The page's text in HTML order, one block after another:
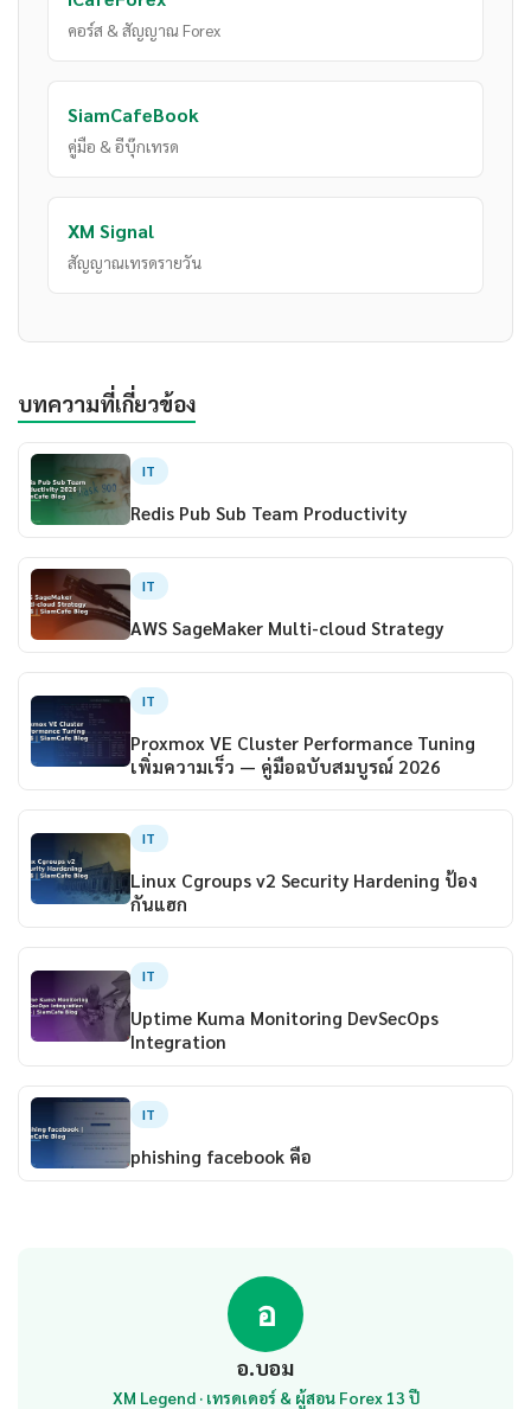
คอร์ส & สัญญาณ Forex
SiamCafeBook
คู่มือ & อีบุ๊กเทรด
XM Signal
สัญญาณเทรดรายวัน
บทความที่เกี่ยวข้อง
IT
Redis Pub Sub Team Productivity
IT
AWS SageMaker Multi-cloud Strategy
IT
Proxmox VE Cluster Performance Tuning
เพิ่มความเร็ว — คู่มือฉบับสมบูรณ์ 2026
IT
Linux Cgroups v2 Security Hardening ป้อง
กันแฮก
IT
Uptime Kuma Monitoring DevSecOps
Integration
IT
phishing facebook คือ
อ
อ.บอม
XM Legend · เทรดเดอร์ & ผู้สอน Forex 13 ปี